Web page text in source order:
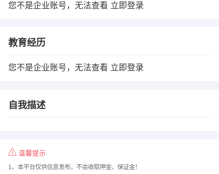
您不是企业账号，无法查看 立即登录
教育经历
您不是企业账号，无法查看 立即登录
自我描述
温馨提示
1、本平台仅供信息发布，不会收取押金、保证金！